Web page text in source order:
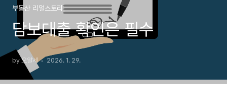
부동산 리얼스토리
담보대출 확인은 필수
by 오알세 2026. 1. 29.